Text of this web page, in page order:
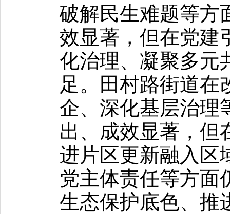
破解民生难题等方
效显著，但在党建
化治理、凝聚多元
足。田村路街道在
企、深化基层治理
出、成效显著，但
进片区更新融入区
党主体责任等方面
生态保护底色、推